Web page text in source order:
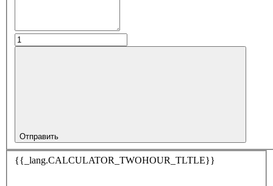
Отправить
{{_lang.CALCULATOR_TWOHOUR_TLTLE}}